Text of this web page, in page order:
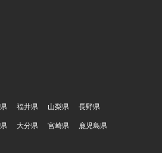
福井県 山梨県
長野県
大分県 宮崎県
鹿児島県